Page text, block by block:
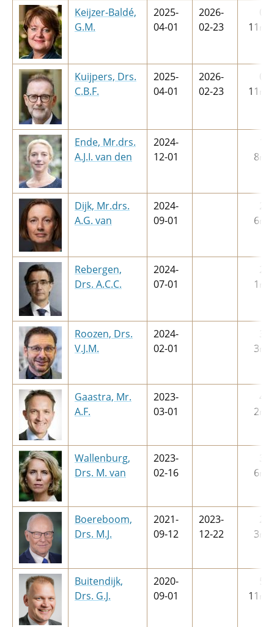
Keijzer-Baldé,
G.M.
2025-
04-01
2026-
02-23
0
11 m
Kuijpers, Drs.
C.B.F.
2025-
04-01
2026-
02-23
0
11 m
Ende, Mr.drs.
A.J.I. van den
2024-
12-01
8m
Dijk, Mr.drs.
A.G. van
2024-
09-01
2
6m
Rebergen,
Drs. A.C.C.
2024-
07-01
2
1 m
Roozen, Drs.
V.J.M.
2024-
02-01
3
3m
Gaastra, Mr.
A.F.
2023-
03-01
4
2m
Wallenburg,
Drs. M. van
2023-
02-16
3
6m
Boereboom,
Drs. M.J.
2021-
09-12
2023-
12-22
2
3m
Buitendijk,
Drs. G.J.
2020-
09-01
11 m